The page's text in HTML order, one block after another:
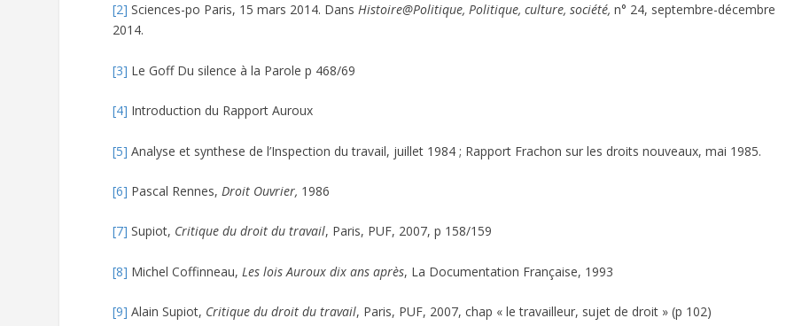
[2] Sciences-po Paris, 15 mars 2014. DansHistoire@Politique, Politique, culture, société,n° 24, septembre-décembre
2014.
[3] Le Goff Du silence à la Parole p 468/69
[4] Introduction du Rapport Auroux
[5] Analyse et synthese de l’Inspection du travail, juillet 1984 ; Rapport Frachon sur les droits nouveaux, mai 1985.
[6] Pascal Rennes,Droit Ouvrier, 1986
[7] Supiot, Critique du droit du travail, Paris, PUF, 2007, p 158/159
[8] Michel Coffinneau, Les lois Auroux dix ans après, La Documentation Française, 1993
[9] Alain Supiot, Critique du droit du travail, Paris, PUF, 2007, chap « le travailleur, sujet de droit » (p 102)